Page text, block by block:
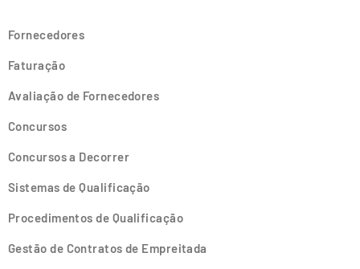
Fornecedores
Faturação
Avaliação de Fornecedores
Concursos
Concursos a Decorrer
Sistemas de Qualificação
Procedimentos de Qualificação
Gestão de Contratos de Empreitada